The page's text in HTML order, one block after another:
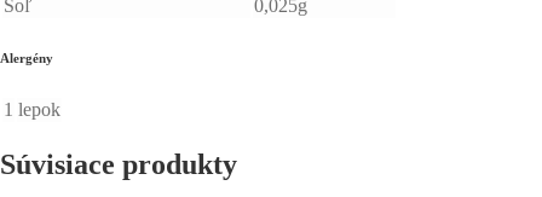
Soľ 0,025g
Alergény
1 lepok
Súvisiace produkty